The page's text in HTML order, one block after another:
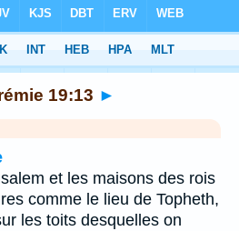
19:13 ►
et les maisons des rois
comme le lieu de Topheth,
les toits desquelles on